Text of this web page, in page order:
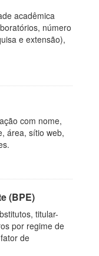
acadêmica
número
e extensão),
com nome,
área, sítio web,
(BPE)
titular-
por regime de
de